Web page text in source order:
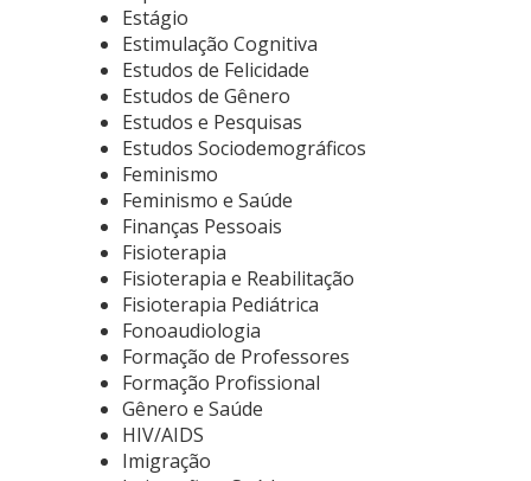
Estágio
Estimulação Cognitiva
Estudos de Felicidade
Estudos de Gênero
Estudos e Pesquisas
Estudos Sociodemográficos
Feminismo
Feminismo e Saúde
Finanças Pessoais
Fisioterapia
Fisioterapia e Reabilitação
Fisioterapia Pediátrica
Fonoaudiologia
Formação de Professores
Formação Profissional
Gênero e Saúde
HIV/AIDS
Imigração